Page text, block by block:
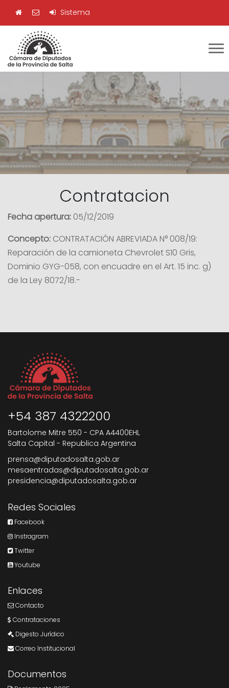
Sistema
Contratacion
Fecha apertura: 05/12/2019
Concepto: CONTRATACIÓN ABREVIADA N° 008/19:
Reparación de la camioneta Chevrolet S10 Gris,
Dominio GYG-058, con encuadre en el Art. 15 inc. g)
de la Ley 8072/18.-
+54 387 4322200
Bartolome Mitre 550 - CPA A4400EHL
Salta Capital - Republica Argentina
prensa@diputadosalta.gob.ar
mesaentradas@diputadosalta.gob.ar
presidencia@diputadosalta.gob.ar
Redes Sociales
Facebook
Instragram
Twitter
Youtube
Enlaces
Contacto
Contrataciones
Digesto Jurídico
Correo Institucional
Documentos